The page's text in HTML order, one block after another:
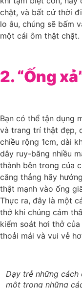
chặt, và bất cứ thời
lo âu, chúng sẽ bấm
một cái ôm thật chặt.
2. “Ống
Bạn có thể tận dụng
và trang trí thật đẹp,
chiều rộng 1cm, dài
dây ruy-băng nhiều
thành bên trong của
căng thẳng hãy
thật mạnh vào ống
Thực ra, đây là một
thở khi chúng cảm
kiểm soát hơi thở
thoải mái và vui vẻ
Dạy trẻ những
một trong những